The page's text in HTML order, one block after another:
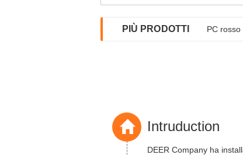
PIÙ PRODOTTI PC
Intruduction
DEER Company ha